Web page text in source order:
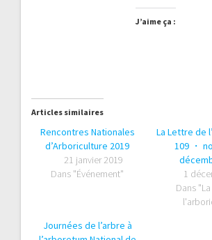
J’aime ça :
Articles similaires
Rencontres Nationales
d’Arboriculture 2019
21 janvier 2019
Dans "Événement"
La Lettre de
109 ・
1
Dans
Journées de l’arbre à